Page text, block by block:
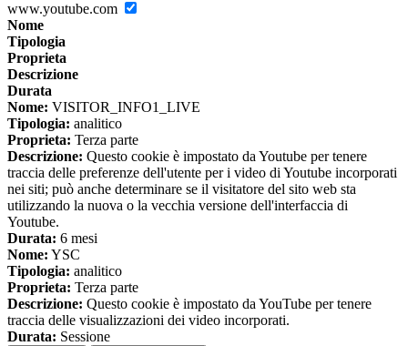
www.youtube.com
Nome
Tipologia
Proprieta
Descrizione
Durata
Nome: VISITOR_INFO1_LIVE
Tipologia: analitico
Proprieta: Terza parte
Descrizione: Questo cookie è impostato da Youtube per tenere
traccia delle preferenze dell'utente per i video di Youtube incorporati
nei siti; può anche determinare se il visitatore del sito web sta
utilizzando la nuova o la vecchia versione dell'interfaccia di
Youtube.
Durata: 6 mesi
Nome: YSC
Tipologia: analitico
Proprieta: Terza parte
Descrizione: Questo cookie è impostato da YouTube per tenere
traccia delle visualizzazioni dei video incorporati.
Durata: Sessione